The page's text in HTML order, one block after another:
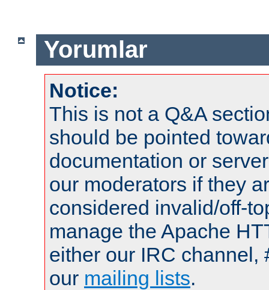
Yorumlar
Notice:
This is not a Q&A
should be pointed
documentation or
our moderators if they
considered invalid/off-
manage the Apache
either our IRC channel,
our mailing lists.